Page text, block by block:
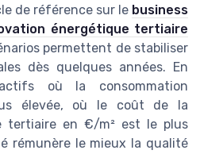
de référence sur le business
énergétique tertiaire
permettent de stabiliser
dès quelques années. En
où la consommation
élevée, où le coût de la
tertiaire en €/m² est le plus
rémunère le mieux la qualité